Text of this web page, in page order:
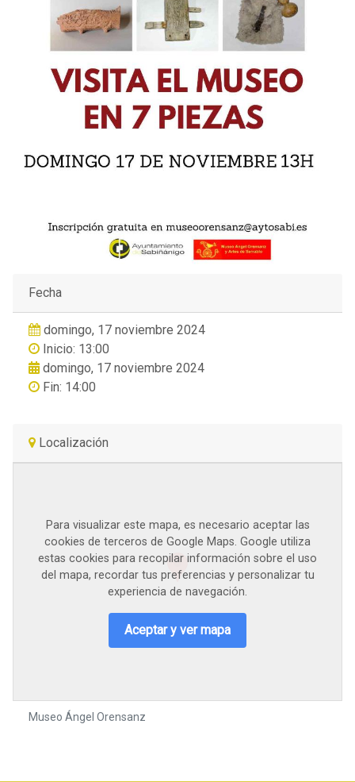
Fecha
domingo, 17 noviembre 2024
Inicio: 13:00
domingo, 17 noviembre 2024
Fin: 14:00
Localización
Para visualizar este mapa, es necesario aceptar las
cookies de terceros de Google Maps. Google utiliza
estas cookies para recopilar información sobre el uso
del mapa, recordar tus preferencias y personalizar tu
experiencia de navegación.
Aceptar y ver mapa
Museo Ángel Orensanz